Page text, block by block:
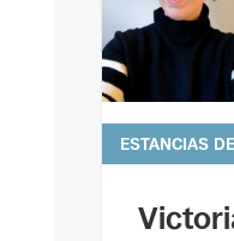
leer más
ESTANCIAS